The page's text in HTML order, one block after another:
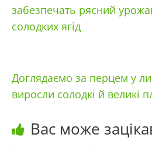
забезпечать рясний
солодких ягід
Доглядаємо за перцем у
виросли солодкі й великі
Вас може